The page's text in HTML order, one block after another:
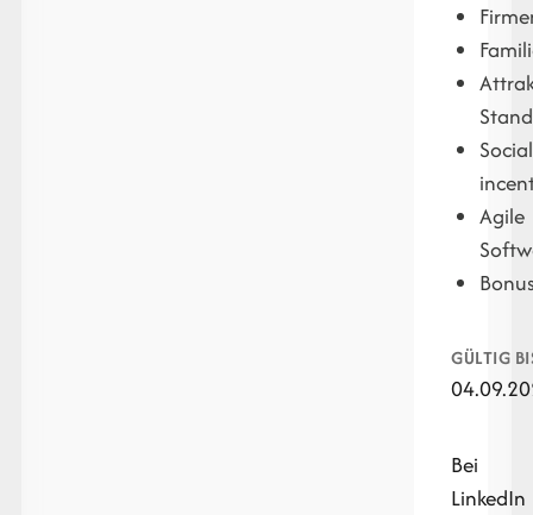
Social
Agile
GÜLTIG
Bei
LinkedIn